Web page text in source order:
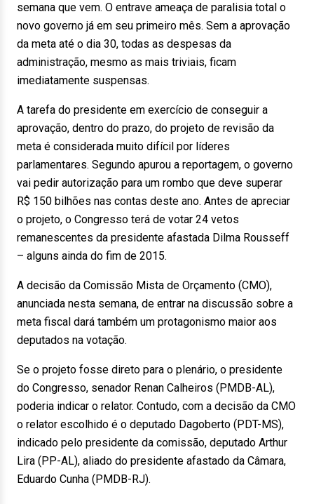
semana que vem. O entrave ameaça de paralisia total o
novo governo já em seu primeiro mês. Sem a aprovação
da meta até o dia 30, todas as despesas da
administração, mesmo as mais triviais, ficam
imediatamente suspensas.
A tarefa do presidente em exercício de conseguir a
aprovação, dentro do prazo, do projeto de revisão da
meta é considerada muito difícil por líderes
parlamentares. Segundo apurou a reportagem, o governo
vai pedir autorização para um rombo que deve superar
R$ 150 bilhões nas contas deste ano. Antes de apreciar
o projeto, o Congresso terá de votar 24 vetos
remanescentes da presidente afastada Dilma Rousseff
– alguns ainda do fim de 2015.
A decisão da Comissão Mista de Orçamento (CMO),
anunciada nesta semana, de entrar na discussão sobre a
meta fiscal dará também um protagonismo maior aos
deputados na votação.
Se o projeto fosse direto para o plenário, o presidente
do Congresso, senador Renan Calheiros (PMDB-AL),
poderia indicar o relator. Contudo, com a decisão da CMO
o relator escolhido é o deputado Dagoberto (PDT-MS),
indicado pelo presidente da comissão, deputado Arthur
Lira (PP-AL), aliado do presidente afastado da Câmara,
Eduardo Cunha (PMDB-RJ).